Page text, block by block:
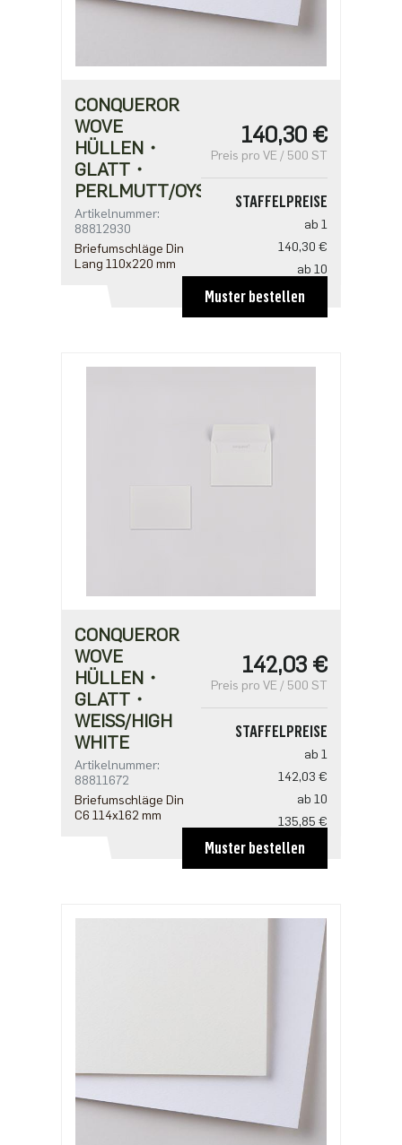
CONQUEROR
WOVE
HÜLLEN・
GLATT・
PERLMUTT/OYSTER
Artikelnummer:
88812930
Briefumschläge Din
Lang 110x220 mm
140,30 €
Preis pro VE / 500 ST
STAFFELPREISE
ab 1
140,30 €
ab 10
134,20 €
ab 20
Muster bestellen
CONQUEROR
WOVE
HÜLLEN・
GLATT・
WEISS/HIGH W
HITE
Artikelnummer:
88811672
Briefumschläge Din
C6 114x162 mm
142,03 €
Preis pro VE / 500 ST
STAFFELPREISE
ab 1
142,03 €
ab 10
135,85 €
ab 20
123,50 €
Muster bestellen